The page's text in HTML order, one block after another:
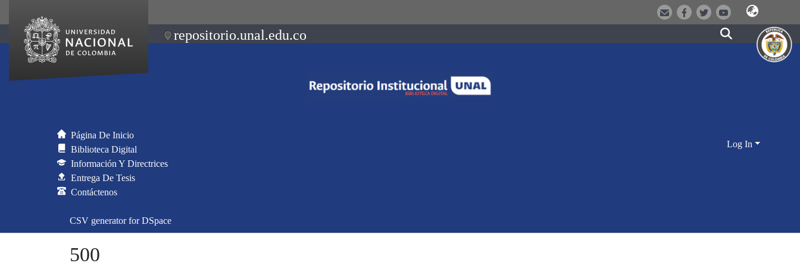
repositorio.unal.edu.co
Página De Inicio
Biblioteca Digital
Información Y Directrices
Entrega De Tesis
Contáctenos
Log In
CSV generator for DSpace
500